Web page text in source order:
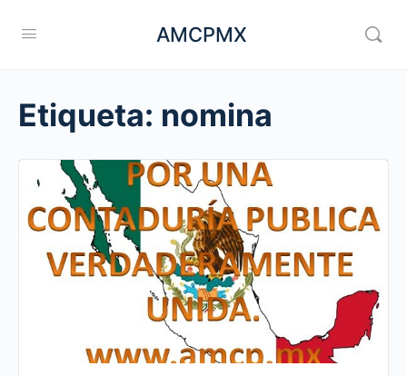
AMCPMX
Etiqueta: nomina